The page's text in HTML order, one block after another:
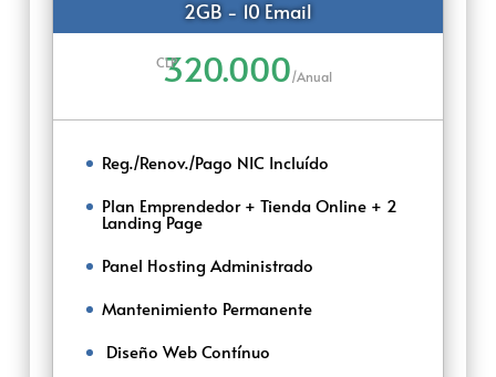
2GB - 10 Email
CLP
320.000/Anual
Reg./Renov./Pago NIC Incluído
Plan Emprendedor + Tienda Online + 2
Landing Page
Panel Hosting Administrado
Mantenimiento Permanente
‌‌ ‌Diseño Web Contínuo